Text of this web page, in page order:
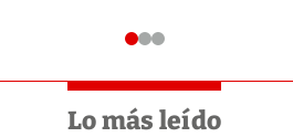
Lo más leído